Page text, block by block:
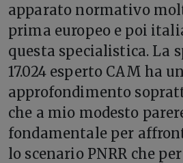
apparato normativo
prima europeo e poi
questa specialistica. La
17.024 esperto CAM ha
approfondimento
che a mio modesto
fondamentale per
lo scenario PNRR che